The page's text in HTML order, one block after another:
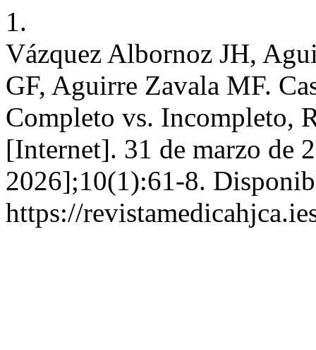
1.
Vázquez Albornoz JH,
GF, Aguirre Zavala MF.
Completo vs. Incompleto,
[Internet]. 31 de marzo de
2026];10(1):61-8.
https://